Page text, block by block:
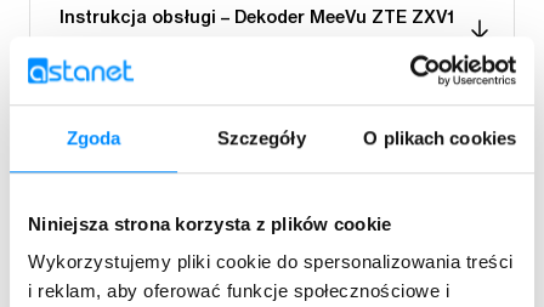
Zgoda Szczegóły O plikach cookies
Niniejsza strona korzysta z plików cookie
Wykorzystujemy pliki cookie do spersonalizowania treści
i reklam, aby oferować funkcje społecznościowe i
Instrukcja obsługi – Dekoder MeeVu ZTE ZXV1
2-03
Instrukcja obsługi – Karta CONAX
Instrukcja obsługi – Moduł CAM DVB-C